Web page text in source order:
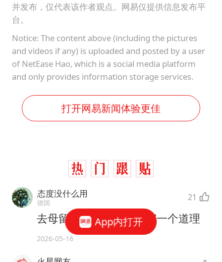
并发布，仅代表该作者观点。网易仅提供信息发布平
台。
Notice: The content above (including the pictures
and videos if any) is uploaded and posted by a user
of NetEase Hao, which is a social media platform
and only provides information storage services.
打开网易新闻体验更佳
态度没什么用
德国 21
去母留子，去父留子，都一个道理
2026-05-16
App内打开